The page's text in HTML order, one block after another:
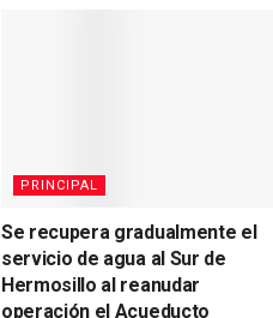
PRINCIPAL
Se recupera gradualmente el
servicio de agua al Sur de
Hermosillo al reanudar
operación el Acueducto